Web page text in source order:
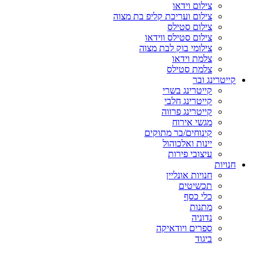
צילום וידאו
צילום ועריכת קליפ בת מצוה
צילום סטילס
צילום סטילס ווידאו
צילומי בוק לבת מצוה
צלמת וידאו
צלמת סטילס
קייטרינג ובר
קייטרינג בשרי
קייטרינג חלבי
קייטרינג פרווה
מגשי אירוח
קינוחים/בר מתוקים
יינות ואלכוהול
עיצובי פירות
חנויות
חנויות אונליין
תכשיטים
כלי כסף
מתנות
נדוניה
ספרים ויודאיקה
ביגוד